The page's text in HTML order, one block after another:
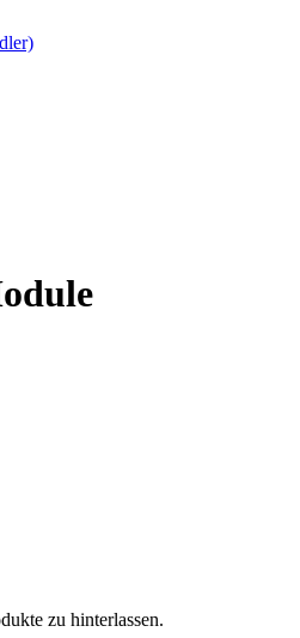
zu hinterlassen.